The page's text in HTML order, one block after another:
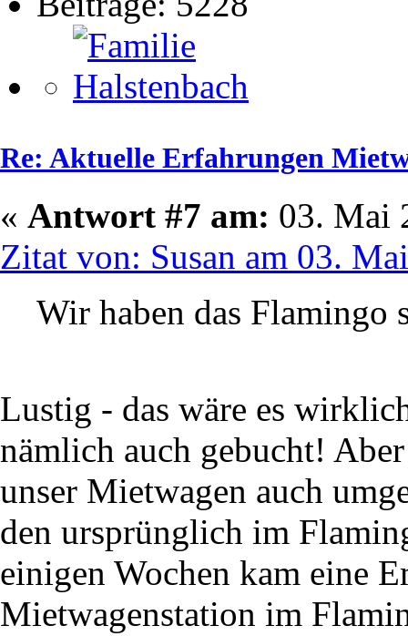
Re: Aktuelle Erfahrungen
« Antwort #7 am: 03. Mai
Zitat von: Susan am 03.
Wir haben das Flamingo
Lustig - das wäre es
nämlich auch gebucht!
unser Mietwagen auch
den ursprünglich im
einigen Wochen kam eine
Mietwagenstation im